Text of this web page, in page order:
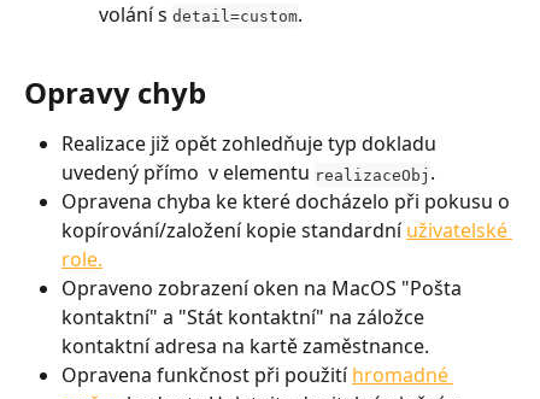
volání s detail=custom.
Opravy chyb
Realizace již opět zohledňuje typ dokladu
uvedený přímo  v elementu realizaceObj .
Opravena chyba ke které docházelo při pokusu o
kopírování/založení kopie standardní uživatelské
role.
Opraveno zobrazení oken na MacOS "Pošta
kontaktní" a "Stát kontaktní" na záložce
kontaktní adresa na kartě zaměstnance.
Opravena funkčnost při použití hromadné